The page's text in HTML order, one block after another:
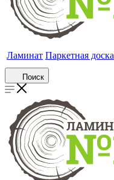
Ламинат Паркетная доска
Поиск